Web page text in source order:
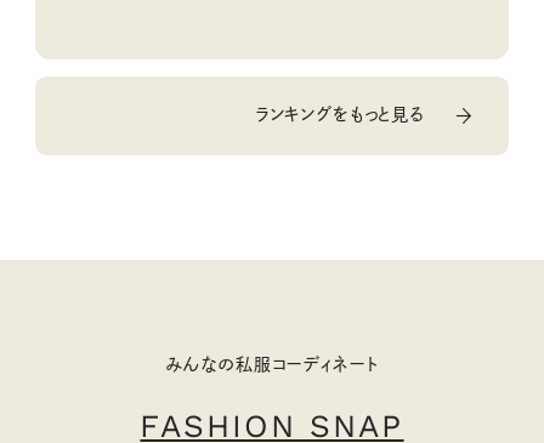
ランキングをもっと見る
みんなの私服コーディネート
FASHION SNAP